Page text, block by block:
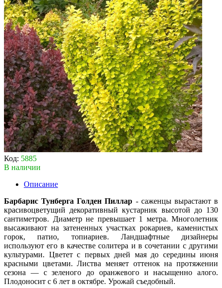
Код: 5885
В наличии
Описание
Барбарис Тунберга Голден Пиллар - саженцы вырастают в
красивоцветущий декоративный кустарник высотой до 130
сантиметров. Диаметр не превышает 1 метра. Многолетник
высаживают на затененных участках рокариев, каменистых
горок, патио, топиариев. Ландшафтные дизайнеры
используют его в качестве солитера и в сочетании с другими
культурами. Цветет с первых дней мая до середины июня
красными цветами. Листва меняет оттенок на протяжении
сезона — с зеленого до оранжевого и насыщенно алого.
Плодоносит с 6 лет в октябре. Урожай съедобный.